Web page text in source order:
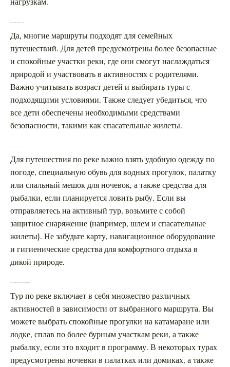
Да, многие маршруты подходят для семейных
путешествий. Для детей предусмотрены более безопасные
и спокойные участки реки, где они смогут наслаждаться
природой и участвовать в активностях с родителями.
Важно учитывать возраст детей и выбирать туры с
подходящими условиями. Также следует убедиться, что
все дети обеспечены необходимыми средствами
безопасности, такими как спасательные жилеты.
Для путешествия по реке важно взять удобную одежду по
погоде, специальную обувь для водных прогулок, палатку
или спальный мешок для ночевок, а также средства для
рыбалки, если планируется ловить рыбу. Если вы
отправляетесь на активный тур, возьмите с собой
защитное снаряжение (например, шлем и спасательные
жилеты). Не забудьте карту, навигационное оборудование
и гигиенические средства для комфортного отдыха в
дикой природе.
Тур по реке включает в себя множество различных
активностей в зависимости от выбранного маршрута. Вы
можете выбрать спокойные прогулки на катамаране или
лодке, сплав по более бурным участкам реки, а также
рыбалку, если это входит в программу. В некоторых турах
предусмотрены ночевки в палатках или домиках, а также